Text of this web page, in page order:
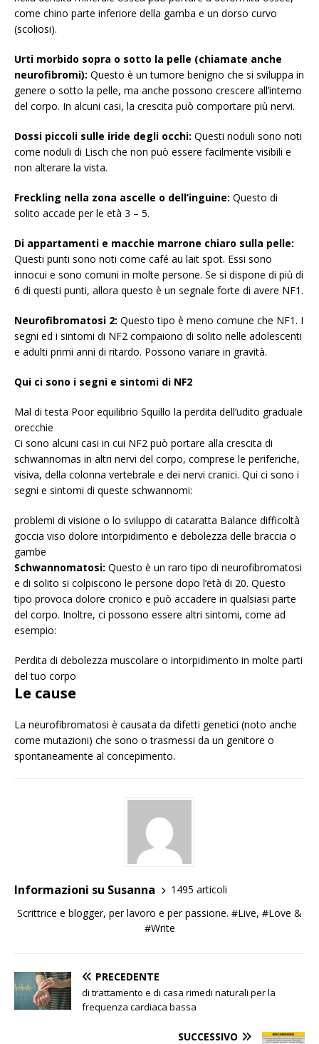
come chino parte inferiore della gamba e un dorso curvo
(scoliosi).
Urti morbido sopra o sotto la pelle (chiamate anche
neurofibromi): Questo è un tumore benigno che si sviluppa in
genere o sotto la pelle, ma anche possono crescere all’interno
del corpo. In alcuni casi, la crescita può comportare più nervi.
Dossi piccoli sulle iride degli occhi: Questi noduli sono noti
come noduli di Lisch che non può essere facilmente visibili e
non alterare la vista.
Freckling nella zona ascelle o dell’inguine: Questo di
solito accade per le età 3 – 5.
Di appartamenti e macchie marrone chiaro sulla pelle:
Questi punti sono noti come café au lait spot. Essi sono
innocui e sono comuni in molte persone. Se si dispone di più di
6 di questi punti, allora questo è un segnale forte di avere NF1.
Neurofibromatosi 2: Questo tipo è meno comune che NF1. I
segni ed i sintomi di NF2 compaiono di solito nelle adolescenti
e adulti primi anni di ritardo. Possono variare in gravità.
Qui ci sono i segni e sintomi di NF2
Mal di testa Poor equilibrio Squillo la perdita dell’udito graduale
orecchie
Ci sono alcuni casi in cui NF2 può portare alla crescita di
schwannomas in altri nervi del corpo, comprese le periferiche,
visiva, della colonna vertebrale e dei nervi cranici. Qui ci sono i
segni e sintomi di queste schwannomi:
problemi di visione o lo sviluppo di cataratta Balance difficoltà
goccia viso dolore intorpidimento e debolezza delle braccia o
gambe
Schwannomatosi: Questo è un raro tipo di neurofibromatosi
e di solito si colpiscono le persone dopo l’età di 20. Questo
tipo provoca dolore cronico e può accadere in qualsiasi parte
del corpo. Inoltre, ci possono essere altri sintomi, come ad
esempio:
Perdita di debolezza muscolare o intorpidimento in molte parti
del tuo corpo
Le cause
La neurofibromatosi è causata da difetti genetici (noto anche
come mutazioni) che sono o trasmessi da un genitore o
spontaneamente al concepimento.
Informazioni su Susanna
1495 articoli
Scrittrice e blogger, per lavoro e per passione. #Live, #Love &
#Write
PRECEDENTE
di trattamento e di casa rimedi naturali per la
frequenza cardiaca bassa
SUCCESSIVO